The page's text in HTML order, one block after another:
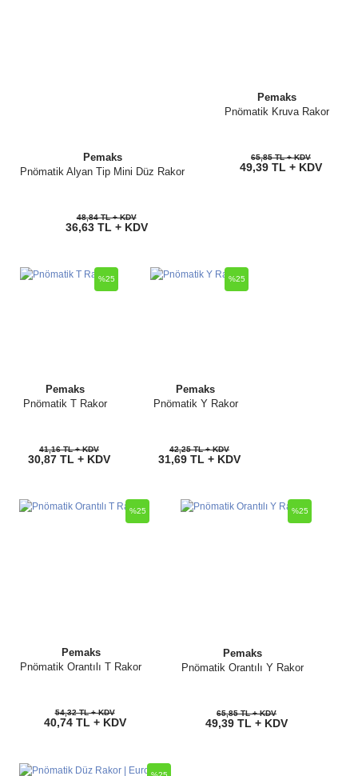
Pemaks
Pnömatik Alyan Tip Mini Düz Rakor
48,84 TL + KDV
36,63 TL + KDV
Pemaks
Pnömatik Kruva Rakor
65,85 TL + KDV
49,39 TL + KDV
Pemaks
Pnömatik T Rakor
%25
41,16 TL + KDV
30,87 TL + KDV
Pemaks
Pnömatik Y Rakor
%25
42,25 TL + KDV
31,69 TL + KDV
Pemaks
Pnömatik Orantılı T Rakor
%25
54,32 TL + KDV
40,74 TL + KDV
Pemaks
Pnömatik Orantılı Y Rakor
%25
65,85 TL + KDV
49,39 TL + KDV